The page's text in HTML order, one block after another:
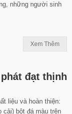
những người sinh
Xem Thêm
đạt thịnh
liệu và hoàn thiện:
cải) bột đá màu trên